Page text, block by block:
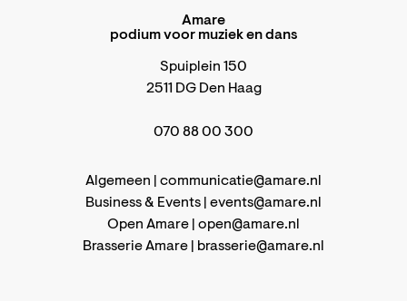
Amare
podium voor muziek en dans
Spuiplein 150
2511 DG Den Haag
070 88 00 300
Algemeen | communicatie@amare.nl
Business & Events | events@amare.nl
Open Amare | open@amare.nl
Brasserie Amare |
brasserie@amare.nl